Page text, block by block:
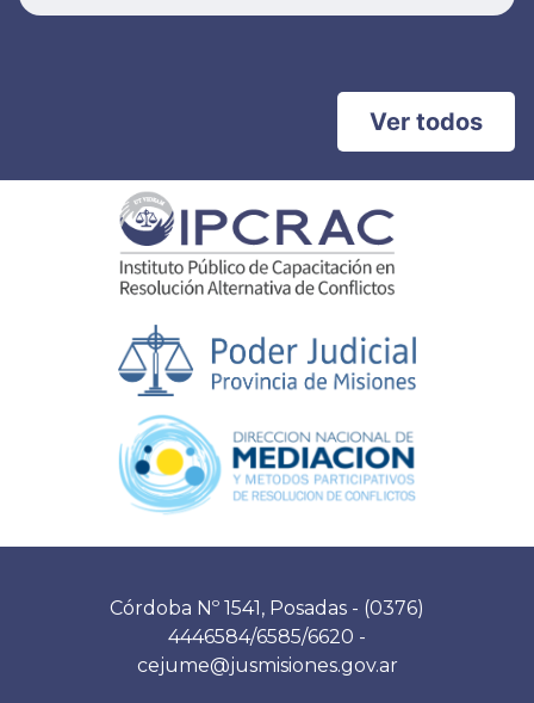
Ver todos
Córdoba Nº 1541, Posadas - (0376)
4446584/6585/6620 -
cejume@jusmisiones.gov.ar